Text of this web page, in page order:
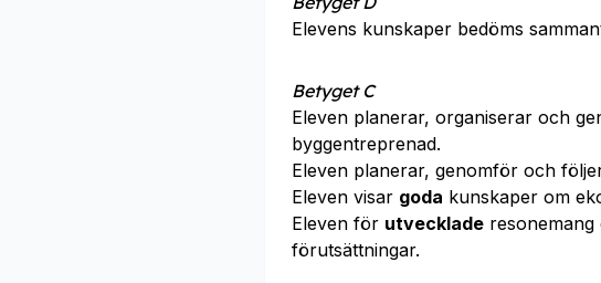
Elevens kunskaper bedöms
Betyget C
Eleven planerar, organiserar och
byggentreprenad.
Eleven planerar, genomför och
Eleven visar goda kunskaper om
Eleven för utvecklade
förutsättningar.